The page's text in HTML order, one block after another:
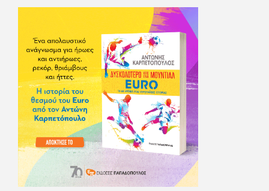
ταινίες κι έγραφε και στο περιοδικό Σινεμά, είχε κάποιες
αισθηματικές περιπέτειες που σκόρπισαν γέλιο στους φίλους
του - αν όχι και στον ίδιο. Πήγε στρατό κανονικά στα σύνορα
και διατήρησε μια καλή σχέση με την οικογένεια του, την
οποία αισθάνεται πως διάφορες φορές έφερε σε δύσκολη
θέση. Κείμενο με την υπογραφή του πρωτοδημοσιεύτηκε στο
Φίλαθλο το 1992. Επέστρεψε οριστικά στην Ελλάδα το 1998,
δούλεψε για πολλούς (αφού δυσκολεύεται να πει όχι), και
κάποιοι, αν όχι και όλοι, τον πλήρωσαν κι έμειναν και
ευχαριστημένοι από τη συνεργασία. Σήμερα πλέον εργάζεται
στον Sport Fm (όπου έχει κλείσει εικοσαετία) και στη
Sportday. Επαίρεται ότι λίγοι έχουν δει περισσότερο
ποδόσφαιρο από τον ίδιο και θεωρεί τον εαυτό του τυχερό
γιατί είναι μέλος της γενιάς που απόλαυσε τους μεγαλύτερους
σε όλα τα σπορ. Δεν είναι παντρεμένος, αλλά θαυμάζει όσους
βρίσκουν το κουράγιο να το κάνουν. Αντίθετα από πολλούς
φίλους του δεν πληρώνει διατροφές. Ελπίζει ότι δεν έχει